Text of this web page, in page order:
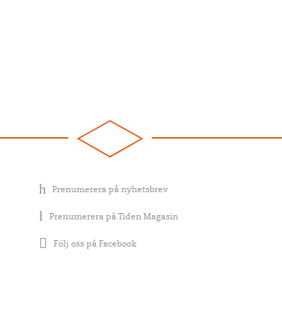
Prenumerera på nyhetsbrev
Prenumerera på Tiden Magasin
Följ oss på Facebook